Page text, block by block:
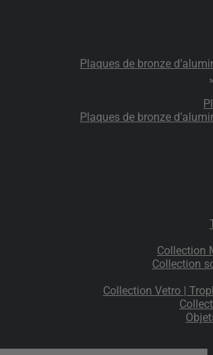
Plaques de bronze
Plaques de bronze
Collection
Collection
Collection Vetro |